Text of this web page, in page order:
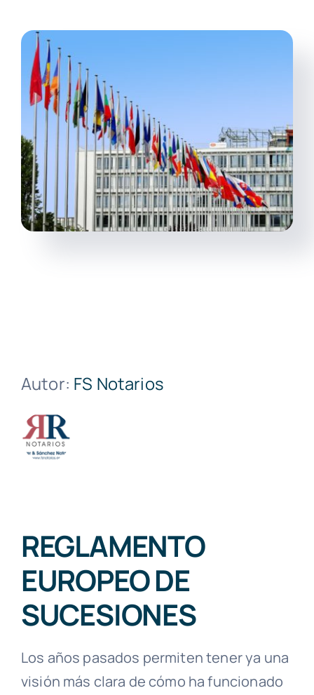
Autor: FS Notarios
REGLAMENTO
EUROPEO DE
SUCESIONES
Los años pasados permiten tener ya una
visión más clara de cómo ha funcionado